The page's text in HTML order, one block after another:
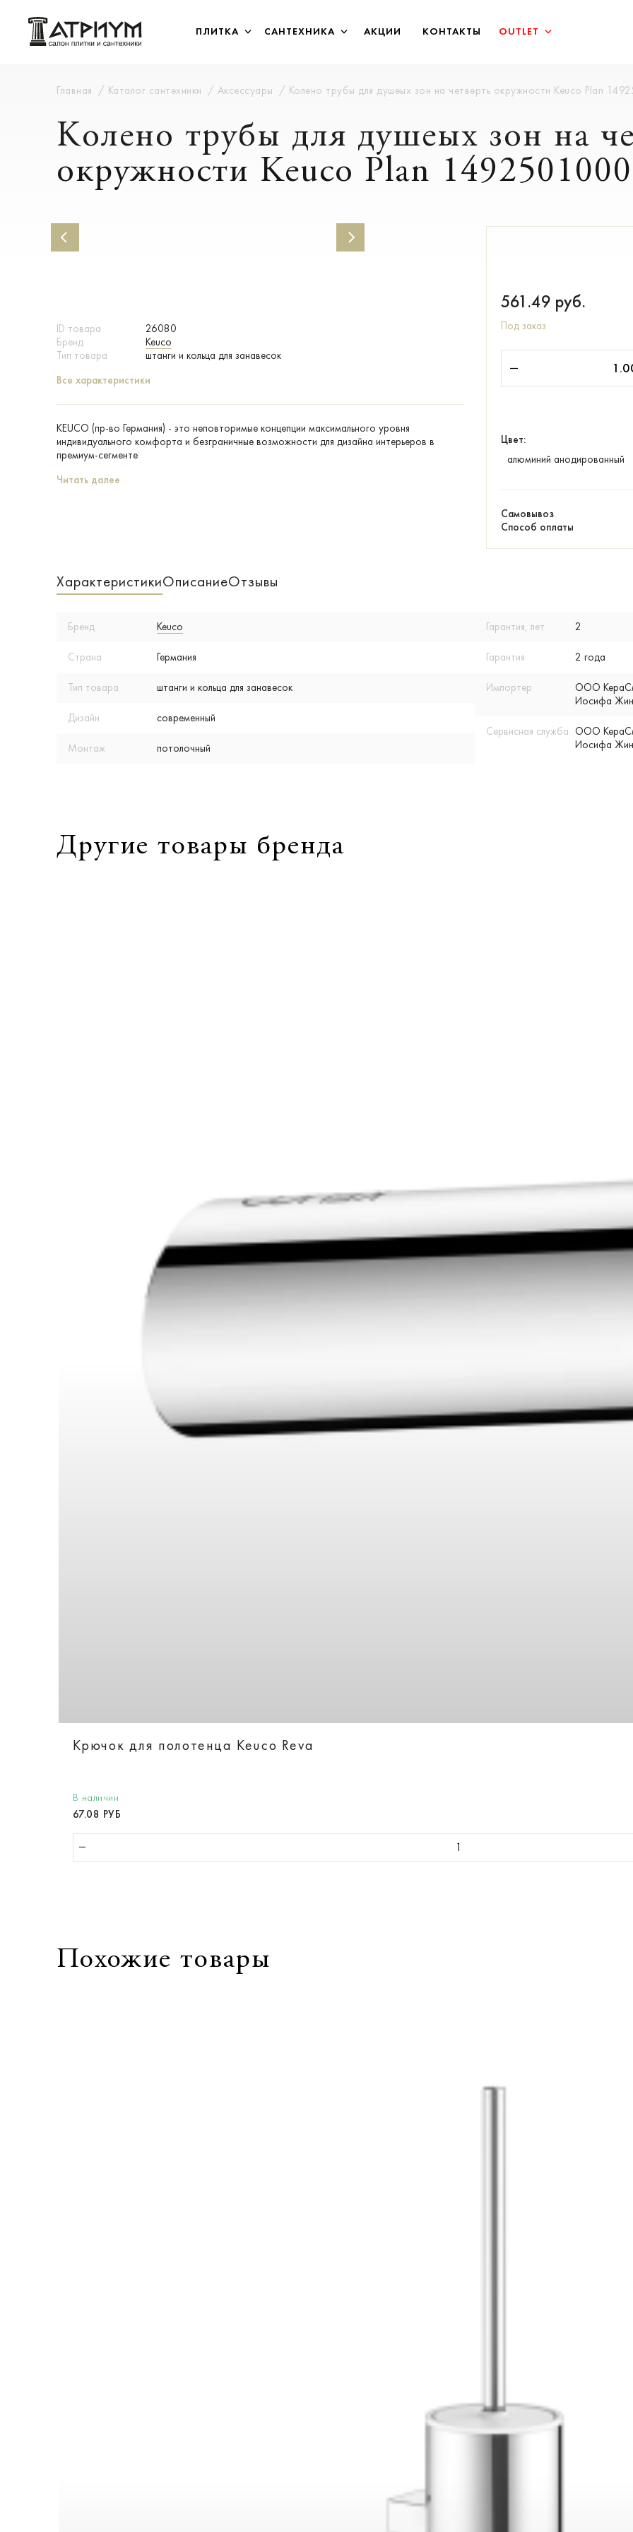
ПЛИТКА САНТЕХНИКА АКЦИИ КОНТАКТЫ OUTLET
Главная Каталог сантехники Аксессуары Колено трубы для душеых зон на четверть окружности Keuco Plan
Колено трубы для душеых зон на
окружности Keuco Plan
ID товара
26080
Бренд
Keuco
Тип товара
штанги и кольца для занавесок
Все характеристики
KEUCO (пр-во Германия) - это неповторимые концепции максимального уровня
индивидуального комфорта и безграничные возможности для дизайна интерьеров в
премиум-сегменте
Читать далее
561.49 руб.
Под заказ
Цвет:
алюминий анодированный
Самовывоз
Способ оплаты
ХарактеристикиОписаниеОтзывы
Бренд Keuco
Страна Германия
Тип товара штанги и кольца для занавесок
Дизайн современный
Монтаж потолочный
Гарантия, лет 2
Гарантия 2 года
Импортер
ООО
Иосифа
Сервисная служба ООО
Иосифа
Другие товары бренда
Крючок для полотенца Keuco Reva
В наличии
67.08 РУБ
Похожие товары